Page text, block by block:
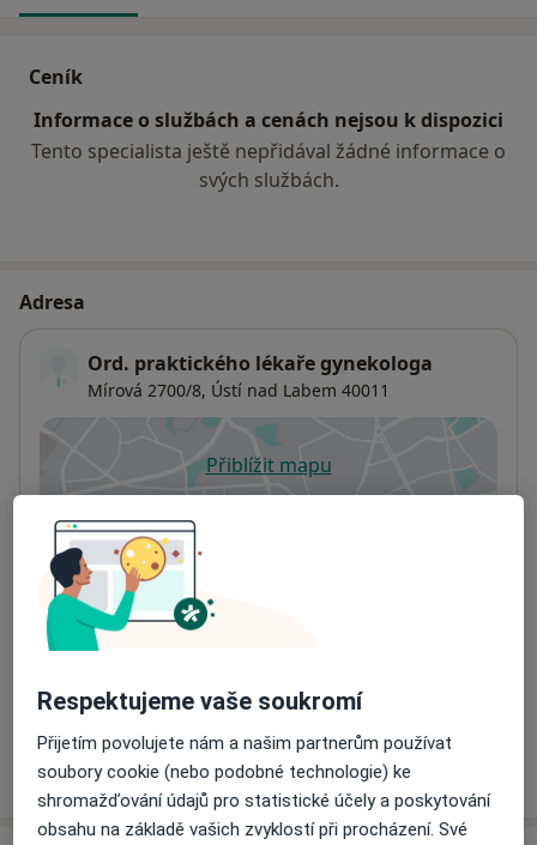
Ceník
Informace o službách a cenách nejsou k dispozici
Tento specialista ještě nepřidával žádné informace o
svých službách.
Adresa
Ord. praktického lékaře gynekologa
Mírová 2700/8, Ústí nad Labem 40011
Přiblížit mapuse otevře v nové záložce
Dostupnost
Na této adrese online kalendář není aktivní
Co mám v takové situaci udělat?
Způsoby platby (soukromé návštěvy)
Detaily
Víceo adrese
Respektujeme vaše soukromí
Přijetím povolujete nám a našim partnerům používat
soubory cookie (nebo podobné technologie) ke
shromažďování údajů pro statistické účely a poskytování
obsahu na základě vašich zvyklostí při procházení. Své